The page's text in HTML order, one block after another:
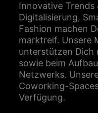
Innovative Trends
Digitalisierung,
Fashion machen
marktreif. Unsere
unterstützen Dich
sowie beim
Netzwerks.
Coworking-
Verfügung.